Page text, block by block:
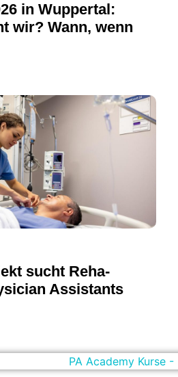
in Wuppertal:
wir? Wann, wenn
sucht Reha-
Assistants